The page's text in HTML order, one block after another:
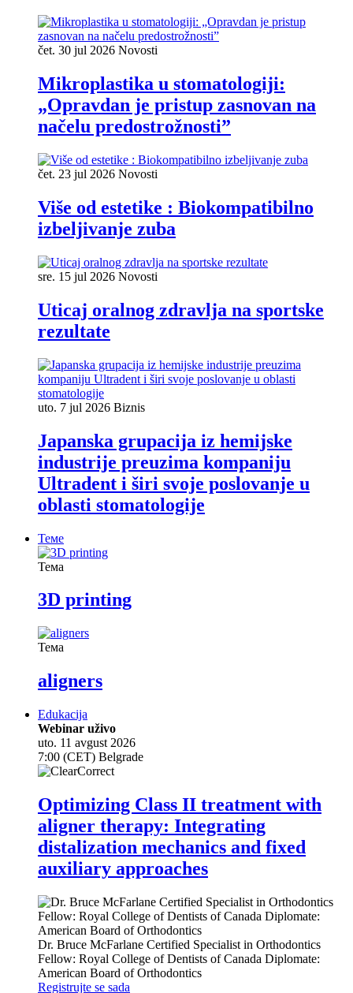
čet. 30 jul 2026 Novosti
Mikroplastika u stomatologiji:
„Opravdan je pristup zasnovan na
načelu predostrožnosti”
čet. 23 jul 2026 Novosti
Više od estetike : Biokompatibilno
izbeljivanje zuba
sre. 15 jul 2026 Novosti
Uticaj oralnog zdravlja na sportske
rezultate
uto. 7 jul 2026 Biznis
Japanska grupacija iz hemijske
industrije preuzima kompaniju
Ultradent i širi svoje poslovanje u
oblasti stomatologije
Теме
Тема
3D printing
Тема
aligners
Edukacija
Webinar uživo
uto. 11 avgust 2026
7:00 (CET) Belgrade
Optimizing Class II treatment with
aligner therapy: Integrating
distalization mechanics and fixed
auxiliary approaches
Dr. Bruce McFarlane Certified Specialist in Orthodontics
Fellow: Royal College of Dentists of Canada Diplomate:
American Board of Orthodontics
Registrujte se sada